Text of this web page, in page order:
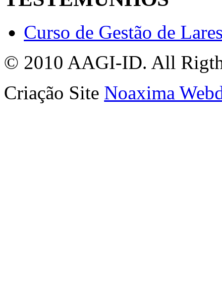
Curso de Gestão de
© 2010 AAGI-ID. All
Criação Site Noaxima